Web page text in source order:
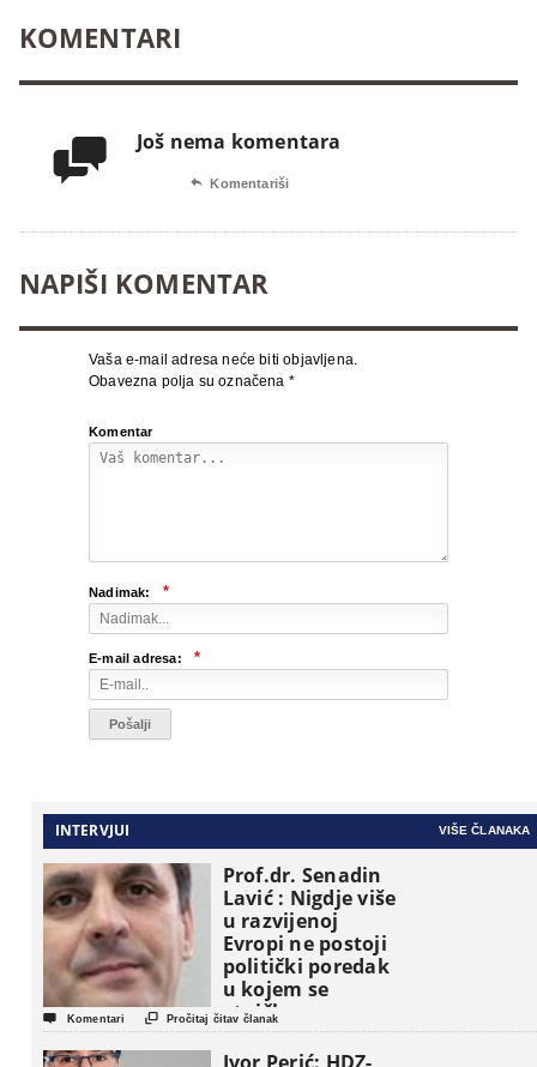
KOMENTARI
 Još nema komentara
 Komentariši
NAPIŠI KOMENTAR
Vaša e-mail adresa neće biti objavljena.
Obavezna polja su označena *
Komentar
Nadimak: *
E-mail adresa: *
INTERVJUI VIŠE ČLANAKA
Prof.dr. Senadin
Lavić : Nigdje više
u razvijenoj
Evropi ne postoji
politički poredak
u kojem se
etničke grupe
pojavljuju kao
osnovne
 Komentari  Pročitaj čitav članak